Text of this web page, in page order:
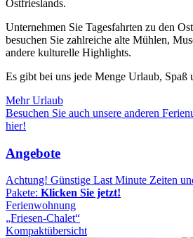
Ostfrieslands.
Unternehmen Sie Tagesfahrten zu den
besuchen Sie zahlreiche alte Mühlen,
andere kulturelle Highlights.
Es gibt bei uns jede Menge Urlaub, Spaß
Mehr Urlaub
Besuchen Sie auch unsere anderen
hier!
Angebote
Achtung! Günstige Last Minute Zeiten
Pakete: Klicken Sie jetzt!
Ferienwohnung
„Friesen-Chalet“
Kompaktübersicht